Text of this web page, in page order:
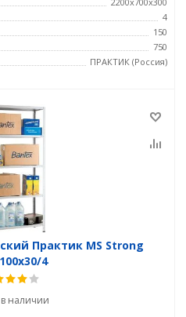
4
150
750
ПРАКТИК (Россия)
Практик MS Strong
4
в наличии